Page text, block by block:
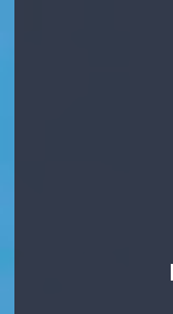
Son Dakika